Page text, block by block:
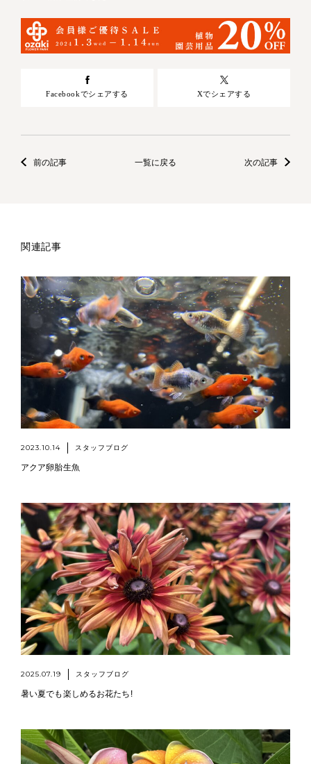
Facebookでシェアする Xでシェアする
前の記事 一覧に戻る 次の記事
関連記事
2023.10.14 スタッフブログ
アクア卵胎生魚
2025.07.19 スタッフブログ
暑い夏でも楽しめるお花たち!